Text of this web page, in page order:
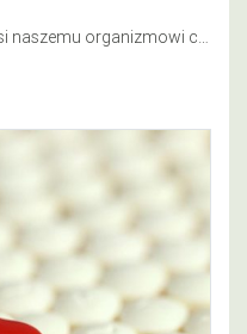
To, że zdrowe odżywianie przynosi naszemu organizmowi cały szereg korzyści, nie ulega wątpliwości. Jednak w jaki sposób zadbać o zdrową…